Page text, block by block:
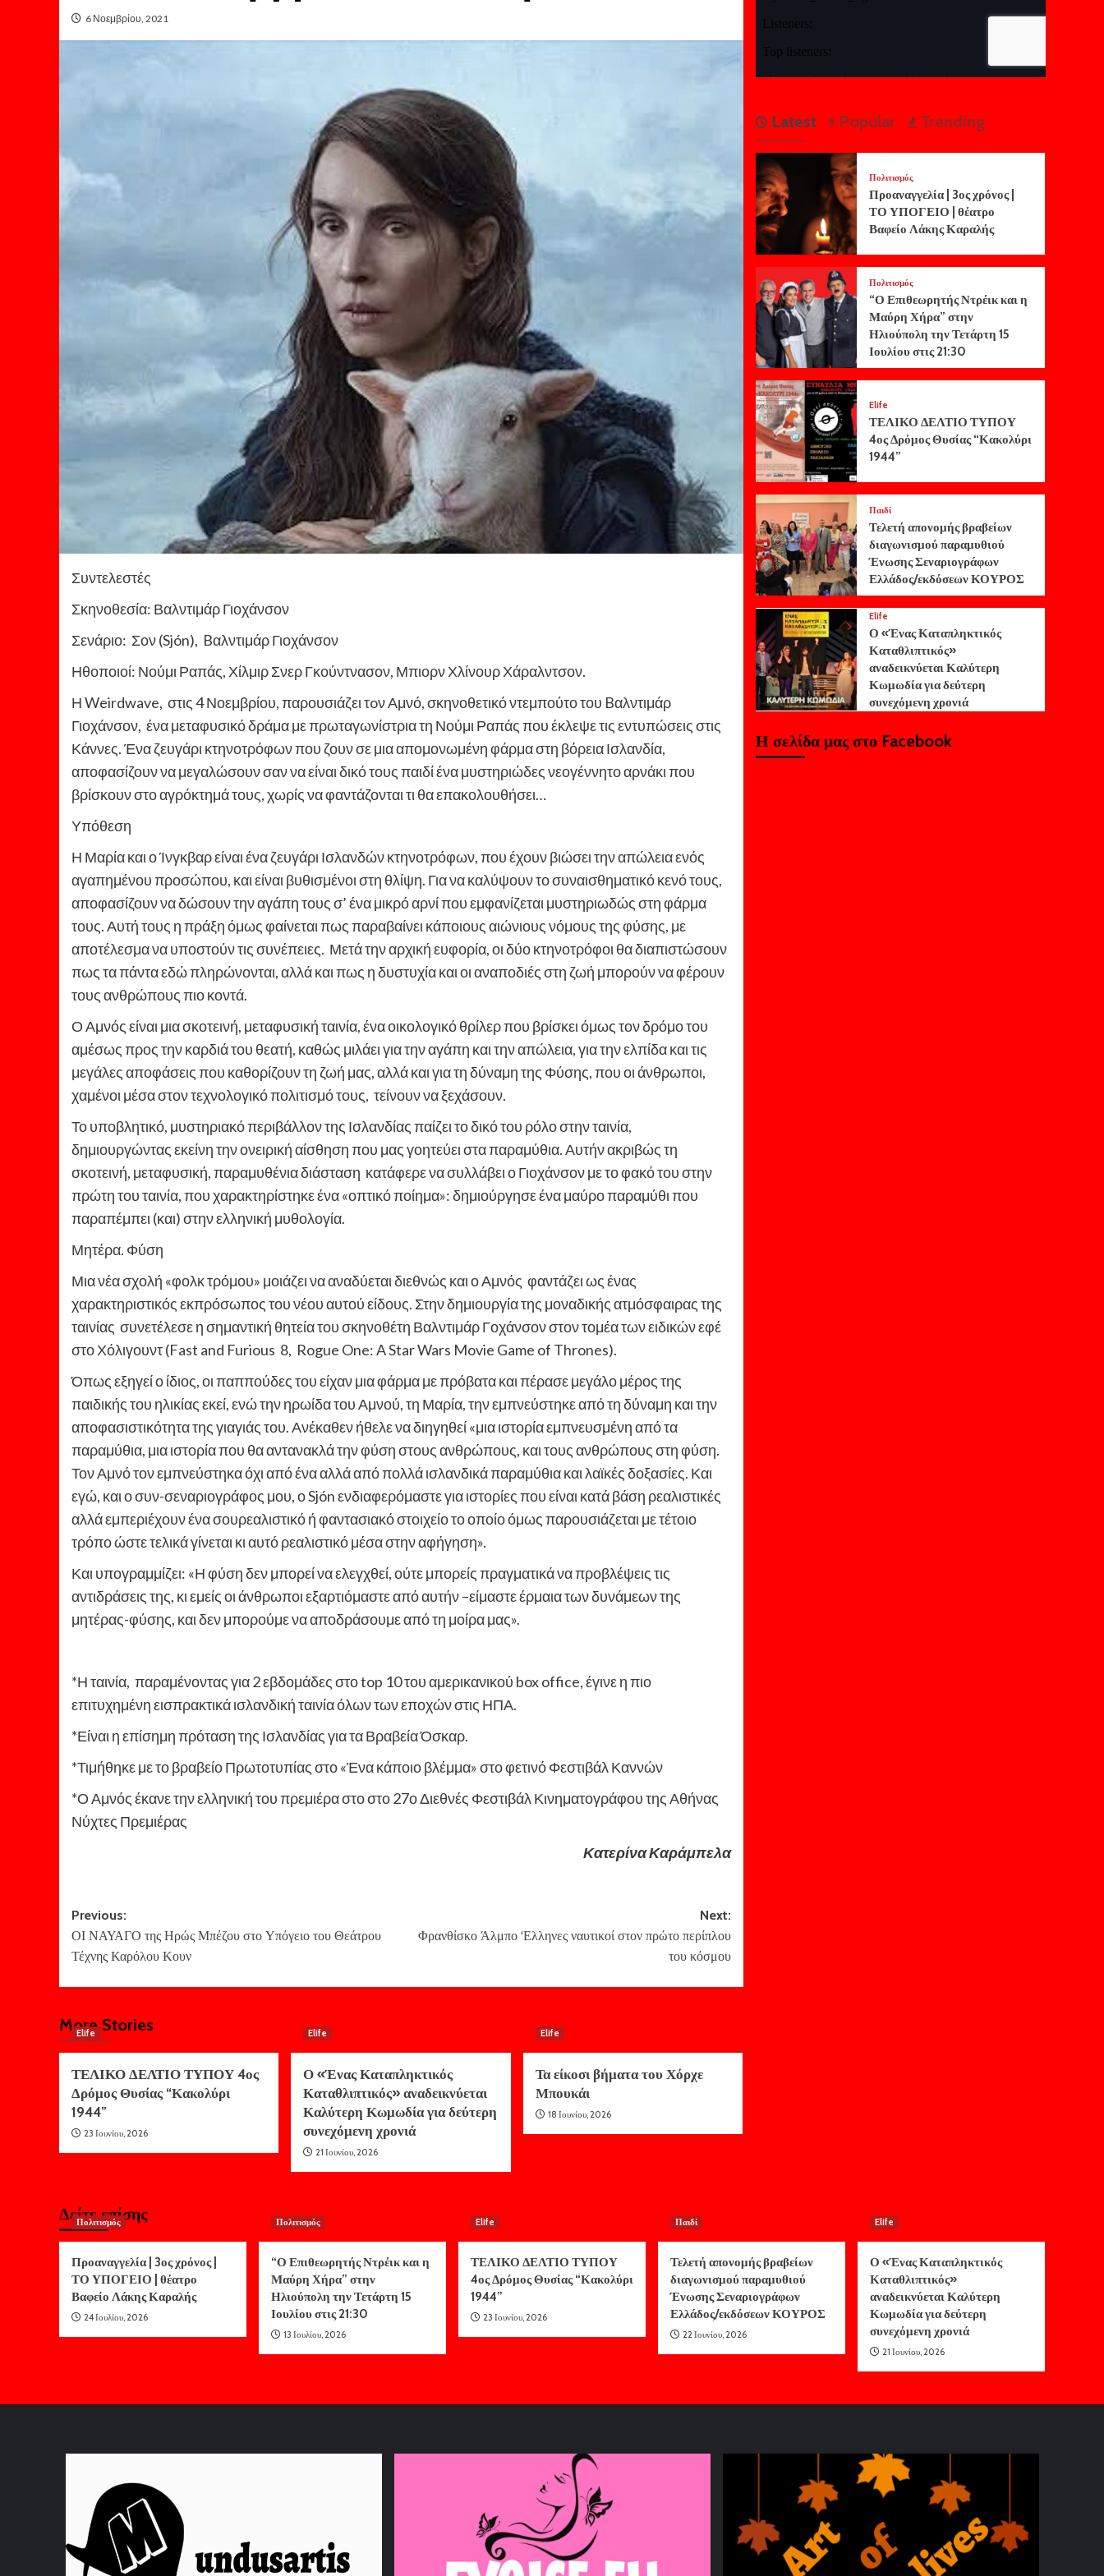
6 Νοεμβρίου, 2021
Συντελεστές
Σκηνοθεσία: Βαλντιμάρ Γιοχάνσον
Σενάριο: Σον (Sjón), Bαλντιμάρ Γιοχάνσον
Ηθοποιοί: Νούμι Ραπάς, Χίλμιρ Σνερ Γκούντνασον, Μπιορν Χλίνουρ Χάραλντσον.
Η Weirdwave, στις 4 Νοεμβρίου, παρουσιάζει τoν Αμνό, σκηνοθετικό ντεμπούτο του Bαλντιμάρ
Γιοχάνσον, ένα μεταφυσικό δράμα με πρωταγωνίστρια τη Νούμι Ραπάς που έκλεψε τις εντυπώσεις στις
Κάννες. Ένα ζευγάρι κτηνοτρόφων που ζουν σε μια απομονωμένη φάρμα στη βόρεια Ισλανδία,
αποφασίζουν να μεγαλώσουν σαν να είναι δικό τους παιδί ένα μυστηριώδες νεογέννητο αρνάκι που
βρίσκουν στο αγρόκτημά τους, χωρίς να φαντάζονται τι θα επακολουθήσει…
Υπόθεση
Η Μαρία και ο Ίνγκβαρ είναι ένα ζευγάρι Ισλανδών κτηνοτρόφων, που έχουν βιώσει την απώλεια ενός
αγαπημένου προσώπου, και είναι βυθισμένοι στη θλίψη. Για να καλύψουν το συναισθηματικό κενό τους,
αποφασίζουν να δώσουν την αγάπη τους σ’ ένα μικρό αρνί που εμφανίζεται μυστηριωδώς στη φάρμα
τους. Αυτή τους η πράξη όμως φαίνεται πως παραβαίνει κάποιους αιώνιους νόμους της φύσης, με
αποτέλεσμα να υποστούν τις συνέπειες. Μετά την αρχική ευφορία, οι δύο κτηνοτρόφοι θα διαπιστώσουν
πως τα πάντα εδώ πληρώνονται, αλλά και πως η δυστυχία και οι αναποδιές στη ζωή μπορούν να φέρουν
τους ανθρώπους πιο κοντά.
Ο Αμνός είναι μια σκοτεινή, μεταφυσική ταινία, ένα οικολογικό θρίλερ που βρίσκει όμως τον δρόμο του
αμέσως προς την καρδιά του θεατή, καθώς μιλάει για την αγάπη και την απώλεια, για την ελπίδα και τις
μεγάλες αποφάσεις που καθορίζουν τη ζωή μας, αλλά και για τη δύναμη της Φύσης, που οι άνθρωποι,
χαμένοι μέσα στον τεχνολογικό πολιτισμό τους, τείνουν να ξεχάσουν.
Το υποβλητικό, μυστηριακό περιβάλλον της Ισλανδίας παίζει το δικό του ρόλο στην ταινία,
δημιουργώντας εκείνη την ονειρική αίσθηση που μας γοητεύει στα παραμύθια. Αυτήν ακριβώς τη
σκοτεινή, μεταφυσική, παραμυθένια διάσταση κατάφερε να συλλάβει ο Γιοχάνσον με το φακό του στην
πρώτη του ταινία, που χαρακτηρίστηκε ένα «οπτικό ποίημα»: δημιούργησε ένα μαύρο παραμύθι που
παραπέμπει (και) στην ελληνική μυθολογία.
Μητέρα. Φύση
Μια νέα σχολή «φολκ τρόμου» μοιάζει να αναδύεται διεθνώς και ο Αμνός φαντάζει ως ένας
χαρακτηριστικός εκπρόσωπος του νέου αυτού είδους. Στην δημιουργία της μοναδικής ατμόσφαιρας της
ταινίας συνετέλεσε η σημαντική θητεία του σκηνοθέτη Βαλντιμάρ Γοχάνσον στον τομέα των ειδικών εφέ
στο Χόλιγουντ (Fast and Furious 8, Rogue One: A Star Wars Movie Game of Thrones).
Όπως εξηγεί ο ίδιος, οι παππούδες του είχαν μια φάρμα με πρόβατα και πέρασε μεγάλο μέρος της
παιδικής του ηλικίας εκεί, ενώ την ηρωίδα του Αμνού, τη Μαρία, την εμπνεύστηκε από τη δύναμη και την
αποφασιστικότητα της γιαγιάς του. Ανέκαθεν ήθελε να διηγηθεί «μια ιστορία εμπνευσμένη από τα
παραμύθια, μια ιστορία που θα αντανακλά την φύση στους ανθρώπους, και τους ανθρώπους στη φύση.
Τον Αμνό τον εμπνεύστηκα όχι από ένα αλλά από πολλά ισλανδικά παραμύθια και λαϊκές δοξασίες. Και
εγώ, και ο συν-σεναριογράφος μου, ο Sjón ενδιαφερόμαστε για ιστορίες που είναι κατά βάση ρεαλιστικές
αλλά εμπεριέχουν ένα σουρεαλιστικό ή φαντασιακό στοιχείο το οποίο όμως παρουσιάζεται με τέτοιο
τρόπο ώστε τελικά γίνεται κι αυτό ρεαλιστικό μέσα στην αφήγηση».
Και υπογραμμίζει: «Η φύση δεν μπορεί να ελεγχθεί, ούτε μπορείς πραγματικά να προβλέψεις τις
αντιδράσεις της, κι εμείς οι άνθρωποι εξαρτιόμαστε από αυτήν –είμαστε έρμαια των δυνάμεων της
μητέρας-φύσης, και δεν μπορούμε να αποδράσουμε από τη μοίρα μας».
*Η ταινία, παραμένοντας για 2 εβδομάδες στο top 10 του αμερικανικού box office, έγινε η πιο
επιτυχημένη εισπρακτικά ισλανδική ταινία όλων των εποχών στις ΗΠΑ.
*Είναι η επίσημη πρόταση της Ισλανδίας για τα Βραβεία Όσκαρ.
*Τιμήθηκε με το βραβείο Πρωτοτυπίας στο «Ένα κάποιο βλέμμα» στο φετινό Φεστιβάλ Καννών
*Ο Αμνός έκανε την ελληνική του πρεμιέρα στο στο 27ο Διεθνές Φεστιβάλ Κινηματογράφου της Αθήνας
Νύχτες Πρεμιέρας
Κατερίνα Καράμπελα
Post
navigation
Previous:
ΟΙ ΝΑΥΑΓΟ της Ηρώς Μπέζου στο Υπόγειο του Θεάτρου
Τέχνης Καρόλου Κουν
Next:
Φρανθίσκο Άλμπο ‘Ελληνες ναυτικοί στον πρώτο περίπλου
του κόσμου
More Stories
Elife
ΤΕΛΙΚΟ ΔΕΛΤΙΟ ΤΥΠΟΥ 4ος
Δρόμος Θυσίας “Κακολύρι
1944”
23 Ιουνίου, 2026
Elife
Ο «Ένας Καταπληκτικός
Καταθλιπτικός» αναδεικνύεται
Καλύτερη Κωμωδία για δεύτερη
συνεχόμενη χρονιά
21 Ιουνίου, 2026
Elife
Τα είκοσι βήματα του Χόρχε
Μπουκάι
18 Ιουνίου, 2026
Latest Popular Trending
Πολιτισμός
Προαναγγελία | 3ος χρόνος |
ΤΟ ΥΠΟΓΕΙΟ | θέατρο
Βαφείο Λάκης Καραλής
Πολιτισμός
“Ο Επιθεωρητής Ντρέικ και η
Μαύρη Χήρα” στην
Ηλιούπολη την Τετάρτη 15
Ιουλίου στις 21:30
Elife
ΤΕΛΙΚΟ ΔΕΛΤΙΟ ΤΥΠΟΥ
4ος Δρόμος Θυσίας “Κακολύρι
1944”
Παιδί
Τελετή απονομής βραβείων
διαγωνισμού παραμυθιού
Ένωσης Σεναριογράφων
Ελλάδος/εκδόσεων ΚΟΥΡΟΣ
Elife
Ο «Ένας Καταπληκτικός
Καταθλιπτικός»
αναδεικνύεται Καλύτερη
Κωμωδία για δεύτερη
συνεχόμενη χρονιά
Η σελίδα μας στο Facebook
Δείτε επίσης
Πολιτισμός
Προαναγγελία | 3ος χρόνος |
ΤΟ ΥΠΟΓΕΙΟ | θέατρο
Βαφείο Λάκης Καραλής
24 Ιουλίου, 2026
Πολιτισμός
“Ο Επιθεωρητής Ντρέικ και η
Μαύρη Χήρα” στην
Ηλιούπολη την Τετάρτη 15
Ιουλίου στις 21:30
13 Ιουλίου, 2026
Elife
ΤΕΛΙΚΟ ΔΕΛΤΙΟ ΤΥΠΟΥ
4ος Δρόμος Θυσίας “Κακολύρι
1944”
23 Ιουνίου, 2026
Παιδί
Τελετή απονομής βραβείων
διαγωνισμού παραμυθιού
Ένωσης Σεναριογράφων
Ελλάδος/εκδόσεων ΚΟΥΡΟΣ
22 Ιουνίου, 2026
Elife
Ο «Ένας Καταπληκτικός
Καταθλιπτικός»
αναδεικνύεται Καλύτερη
Κωμωδία για δεύτερη
συνεχόμενη χρονιά
21 Ιουνίου, 2026